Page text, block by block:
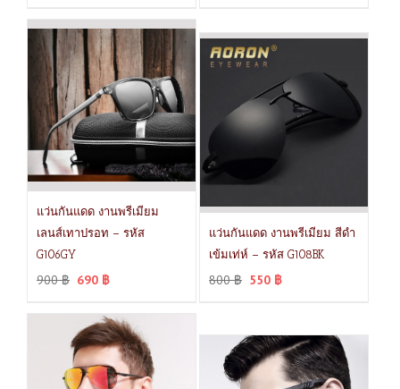
แว่นกันแดด งานพรีเมียม
เลนส์เทาปรอท – รหัส
G106GY
900฿ 690 ฿
แว่นกันแดด งานพรีเมียม สีดำ
เข้มเท่ห์ – รหัส G108BK
800฿ 550 ฿